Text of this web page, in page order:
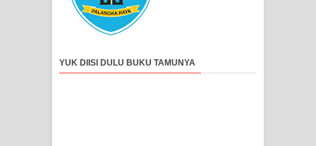
YUK DIISI DULU BUKU TAMUNYA